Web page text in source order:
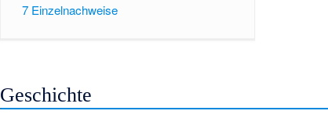
7 Einzelnachweise
Geschichte